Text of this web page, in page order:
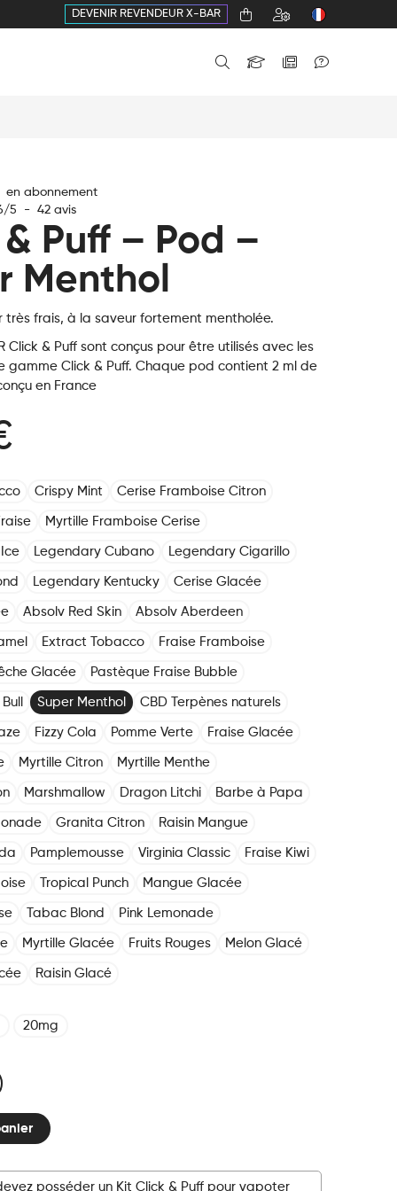
DEVENIR REVENDEUR X-BAR
abonnement
/5 - 42 avis
Puff – Pod –
Menthol
très frais, à la saveur fortement mentholée.
Click & Puff sont conçus pour être utilisés avec les
gamme Click & Puff. Chaque pod contient 2 ml de
en France
Crispy Mint Cerise Framboise Citron
Myrtille Framboise Cerise
Legendary Cubano Legendary Cigarillo
Legendary Kentucky Cerise Glacée
Absolv Red Skin Absolv Aberdeen
Extract Tobacco Fraise Framboise
Glacée Pastèque Fraise Bubble
Super Menthol CBD Terpènes naturels
Fizzy Cola Pomme Verte Fraise Glacée
Myrtille Citron Myrtille Menthe
Marshmallow Dragon Litchi Barbe à Papa
Granita Citron Raisin Mangue
Pamplemousse Virginia Classic Fraise Kiwi
Tropical Punch Mangue Glacée
Tabac Blond Pink Lemonade
Myrtille Glacée Fruits Rouges Melon Glacé
Raisin Glacé
20mg
posséder un Kit Click & Puff pour vapoter